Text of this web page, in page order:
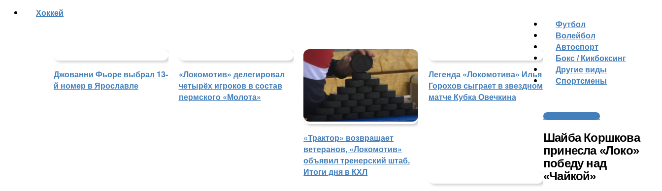
Хоккей
Джованни Фьоре выбрал 13-
й номер в Ярославле
«Локомотив» делегировал
четырёх игроков в состав
пермского «Молота»
«Трактор» возвращает
ветеранов, «Локомотив»
объявил тренерский штаб.
Итоги дня в КХЛ
Легенда «Локомотива» Илья
Горохов сыграет в звездном
матче Кубка Овечкина
Футбол
Волейбол
Автоспорт
Бокс / Кикбоксинг
Другие виды
Cпортсмены
Молодежный хоккей
Шайба Коршкова
принесла «Локо»
победу над
«Чайкой»